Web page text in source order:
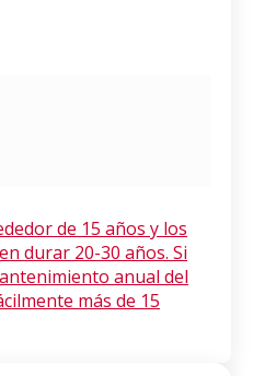
de 15 años y los
durar 20-30 años. Si
anual del
más de 15